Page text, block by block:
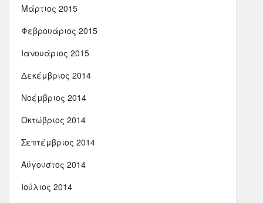
Μάρτιος 2015
Φεβρουάριος 2015
Ιανουάριος 2015
Δεκέμβριος 2014
Νοέμβριος 2014
Οκτώβριος 2014
Σεπτέμβριος 2014
Αύγουστος 2014
Ιούλιος 2014